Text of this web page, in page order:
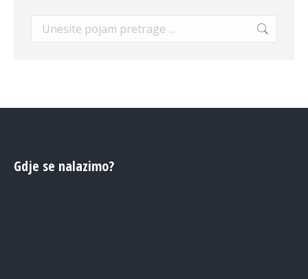
Search:
Gdje se nalazimo?